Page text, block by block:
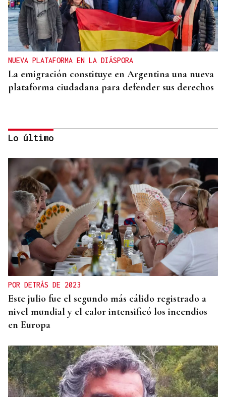
NUEVA PLATAFORMA EN LA DIÁSPORA
La emigración constituye en Argentina una nueva
plataforma ciudadana para defender sus derechos
GIRA
El Ballet Folklórico Tupa Marka en gira en España
y Francia
Lo último
POR DETRÁS DE 2023
Este julio fue el segundo más cálido registrado a
nivel mundial y el calor intensificó los incendios
en Europa